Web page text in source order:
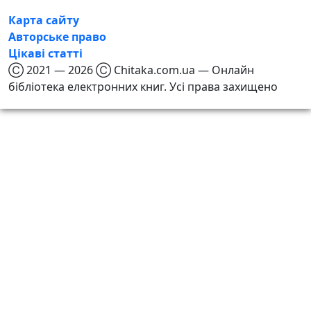
Карта сайту
Авторське право
Цікаві статті
Ⓒ 2021 — 2026 Ⓒ Chitaka.com.ua — Онлайн
бібліотека електронних книг. Усі права захищено